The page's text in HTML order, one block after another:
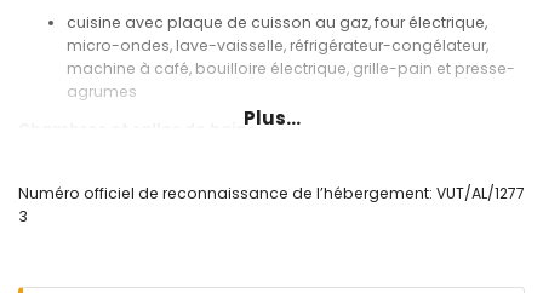
cuisine avec plaque de cuisson au gaz, four électrique,
micro-ondes, lave-vaisselle, réfrigérateur-congélateur,
machine à café, bouilloire électrique, grille-pain et presse-
agrumes
Chambres et salles de bains
chambre avec 2 lits simples
Plus...
Numéro officiel de reconnaissance de l’hébergement: VUT/AL/1277
3